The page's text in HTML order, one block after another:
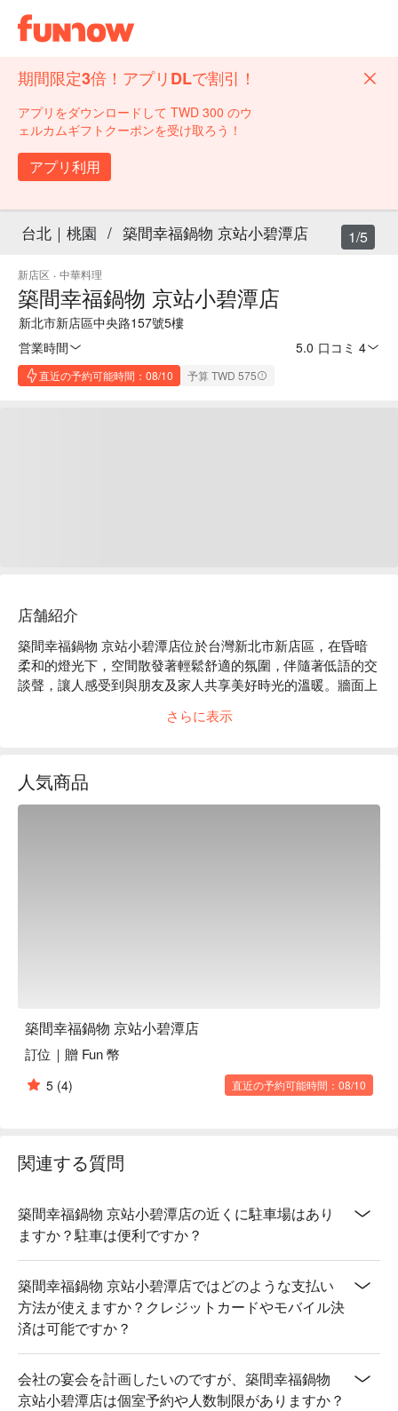
期間限定3倍！アプリDLで割引！
アプリをダウンロードして TWD 300 のウ
ェルカムギフトクーポンを受け取ろう！
アプリ利用
台北｜桃園 / 築間幸福鍋物 京站小碧潭店
新店区 · 中華料理
築間幸福鍋物 京站小碧潭店
新北市新店區中央路157號5樓
営業時間
5.0 口コミ 4
直近の予約可能時間：08/10 予算 TWD 575
1/5
店舗紹介
築間幸福鍋物 京站小碧潭店位於台灣新北市新店區，在昏暗
柔和的燈光下，空間散發著輕鬆舒適的氛圍，伴隨著低語的交
談聲，讓人感受到與朋友及家人共享美好時光的溫暖。牆面上
M9+黑毛和牛霜降鍋、松阪豬肉鍋及櫻桃鴨，皆成為提升聚會
或用餐體驗的完美催化劑。每道料理的呈現，猶如一場饗宴，
【招牌石頭湯底】湯頭濃郁，石頭燒煮香醇
【日本 A5 和牛鍋】和牛油花細緻，入口即化
【M9+ 黑毛和牛霜降鍋】霜降牛肉軟嫩，鮮甜多汁
【松阪豬肉鍋】豬肉彈牙，脂香四溢
🍽️ 口碑必點
【羊】羊肉細軟，肉汁飽滿
【海鮮】海鮮鮮嫩，海味十足
【豆漿】濃郁豆香，滑順口感
【咖啡】濃烈苦香，提神醒腦
【沙瓦】清爽酸甜，活力滿滿
💡 未成年請勿飲酒；禁止酒駕
さらに表示
人気商品
築間幸福鍋物 京站小碧潭店
訂位｜贈 Fun 幣
5 (4) 直近の予約可能時間：08/10
関連する質問
築間幸福鍋物 京站小碧潭店の近くに駐車場はあり
ますか？駐車は便利ですか？
築間幸福鍋物 京站小碧潭店ではどのような支払い
方法が使えますか？クレジットカードやモバイル決
済は可能ですか？
会社の宴会を計画したいのですが、築間幸福鍋物
京站小碧潭店は個室予約や人数制限がありますか？